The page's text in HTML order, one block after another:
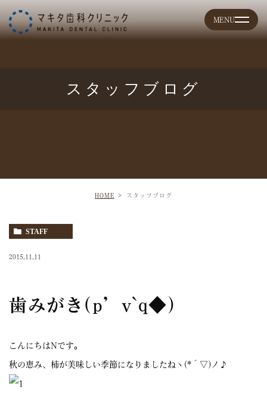
スタッフブログ
HOME スタッフブログ
STAFF
2015.11.11
歯みがき(p’v`q◆)
こんにちはNです。
秋の恵み、柿が美味しい季節になりましたねヽ(*´▽)ノ♪